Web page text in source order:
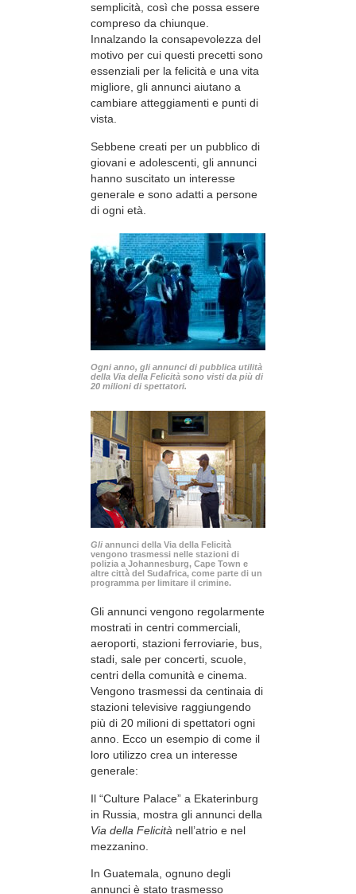
semplicità, così che possa essere
compreso da chiunque.
Innalzando la consapevolezza del
motivo per cui questi precetti sono
essenziali per la felicità e una vita
migliore, gli annunci aiutano a
cambiare atteggiamenti e punti di
vista.
Sebbene creati per un pubblico di
giovani e adolescenti, gli annunci
hanno suscitato un interesse
generale e sono adatti a persone
di ogni età.
Ogni anno, gli annunci di pubblica utilità
della Via della Felicità sono visti da più di
20 milioni di spettatori.
Gli annunci della Via della Felicità
vengono trasmessi nelle stazioni di
polizia a Johannesburg, Cape Town e
altre città del Sudafrica, come parte di un
programma per limitare il crimine.
Gli annunci vengono regolarmente
mostrati in centri commerciali,
aeroporti, stazioni ferroviarie, bus,
stadi, sale per concerti, scuole,
centri della comunità e cinema.
Vengono trasmessi da centinaia di
stazioni televisive raggiungendo
più di 20 milioni di spettatori ogni
anno. Ecco un esempio di come il
loro utilizzo crea un interesse
generale:
Il “Culture Palace” a Ekaterinburg
in Russia, mostra gli annunci della
Via della Felicità nell’atrio e nel
mezzanino.
In Guatemala, ognuno degli
annunci è stato trasmesso